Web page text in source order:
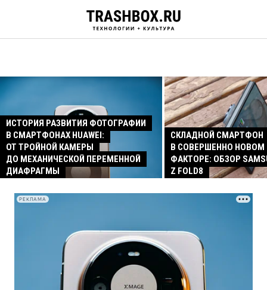
ИСТОРИЯ РАЗВИТИЯ ФОТОГРАФИИ
В СМАРТФОНАХ HUAWEI:
ОТ ТРОЙНОЙ КАМЕРЫ
ДО МЕХАНИЧЕСКОЙ ПЕРЕМЕННОЙ
ДИАФРАГМЫ
СКЛАДНОЙ СМАРТФОН
В СОВЕРШЕННО
ФАКТОРЕ: ОБЗОР
Z FOLD8
РЕКЛАМА